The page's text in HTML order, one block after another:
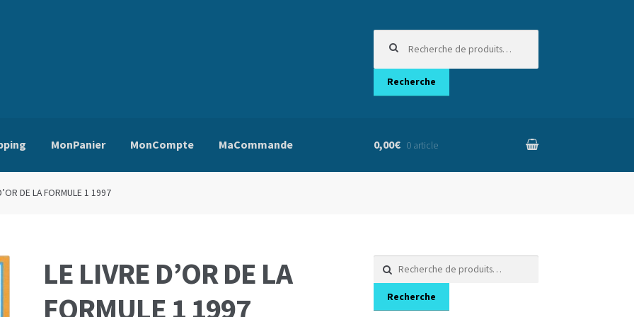
pour :
Recherche
MonPanier MonCompte MaCommande
Générales de Vente
0,00€ 0 article
DE LA FORMULE 1 1997
LE LIVRE D’OR DE LA
FORMULE 1 1997
Recherche
pour :
Recherche